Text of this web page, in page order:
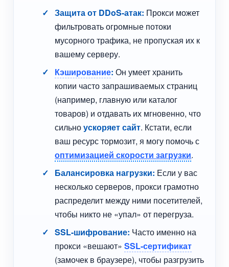
Защита от DDoS-атак: Прокси может
фильтровать огромные потоки
мусорного трафика, не пропуская их к
вашему серверу.
Кэширование: Он умеет хранить
копии часто запрашиваемых страниц
(например, главную или каталог
товаров) и отдавать их мгновенно, что
сильноускоряет сайт. Кстати, если
ваш ресурс тормозит, я могу помочь с
оптимизацией скорости загрузки.
Балансировка нагрузки: Если у вас
несколько серверов, прокси грамотно
распределит между ними посетителей,
чтобы никто не «упал» от перегруза.
SSL-шифрование: Часто именно на
прокси «вешают»SSL-сертификат
(замочек в браузере), чтобы разгрузить